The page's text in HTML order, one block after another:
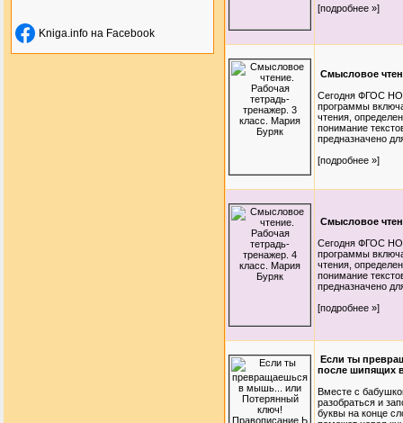
Kniga.info на Facebook
[подробнее »]
Смысловое
Сегодня ФГОС
программы
чтения,
понимание
предназначено
[подробнее »]
Смысловое
Сегодня ФГОС
программы
чтения,
понимание
предназначено
[подробнее »]
Если ты
после шипящих
Вместе с
разобраться и
буквы на конце